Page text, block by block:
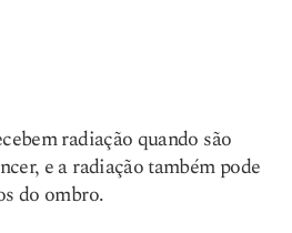
radiação quando são
e a radiação também pode
do ombro.